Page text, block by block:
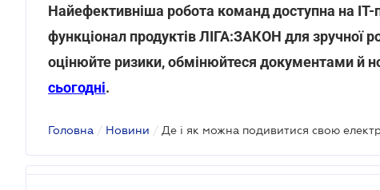
Найефективніша робота команд доступна на
функціонал продуктів ЛІГА:ЗАКОН для зручної
оцінюйте ризики, обмінюйтеся документами й
сьогодні.
Головна / Новини / Де і як можна подивитися свою